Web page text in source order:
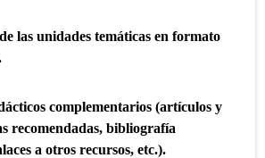
las unidades temáticas en formato
complementarios (artículos y
recomendadas, bibliografía
a otros recursos, etc.).